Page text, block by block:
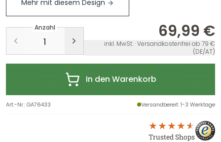
Mehr mit diesem Design
Anzahl 69,99 €
inkl. MwSt. · Versandkostenfrei ab 79 €
(DE/AT)
In den Warenkorb
Art.-Nr.:GA76433 Versandbereit: 1-3 Werktage
Trusted Shops